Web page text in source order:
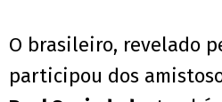
O brasileiro, revelado
participou dos